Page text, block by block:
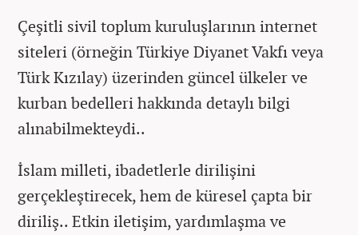
Çeşitli sivil toplum kuruluşlarının internet
siteleri (örneğin Türkiye Diyanet Vakfı veya
Türk Kızılay) üzerinden güncel ülkeler ve
kurban bedelleri hakkında detaylı bilgi
alınabilmekteydi..
İslam milleti, ibadetlerle dirilişini
gerçekleştirecek, hem de küresel çapta bir
diriliş.. Etkin iletişim, yardımlaşma ve